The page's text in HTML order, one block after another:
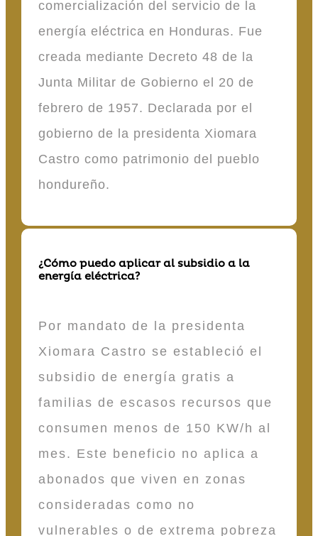
comercialización del servicio de la
energía eléctrica en Honduras. Fue
creada mediante Decreto 48 de la
Junta Militar de Gobierno el 20 de
febrero de 1957. Declarada por el
gobierno de la presidenta Xiomara
Castro como patrimonio del pueblo
hondureño.
¿Cómo puedo aplicar al subsidio a la
energía eléctrica?
Por mandato de la presidenta
Xiomara Castro se estableció el
subsidio de energía gratis a
familias de escasos recursos que
consumen menos de 150 KW/h al
mes. Este beneficio no aplica a
abonados que viven en zonas
consideradas como no
vulnerables o de extrema pobreza